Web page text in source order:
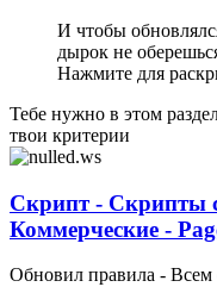
И чтобы
дырок не
Нажмите для
Тебе нужно в этом
твои критерии
Скрипт - Скрипты
Коммерческие -
Обновил правила - Всем